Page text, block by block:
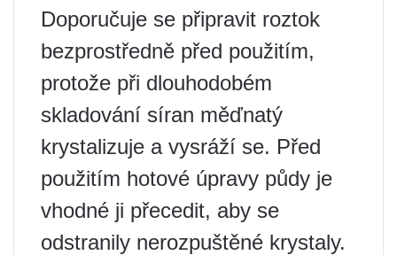
Doporučuje se připravit roztok
bezprostředně před použitím,
protože při dlouhodobém
skladování síran měďnatý
krystalizuje a vysráží se. Před
použitím hotové úpravy půdy je
vhodné ji přecedit, aby se
odstranily nerozpuštěné krystaly.